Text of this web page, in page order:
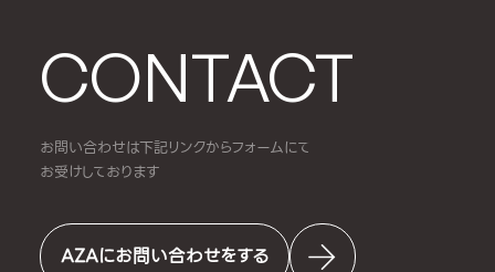
CONTACT
お問い合わせは下記リンクからフォームにて
お受けしております
AZAにお問い合わせをする